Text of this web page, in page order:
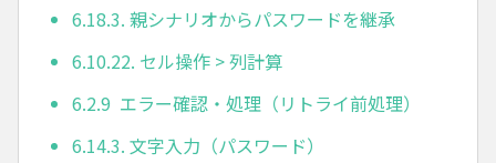
6.18.3. 親シナリオからパスワードを継承
6.10.22. セル操作 > 列計算
6.2.9 エラー確認・処理（リトライ前処理）
6.14.3. 文字入力（パスワード）